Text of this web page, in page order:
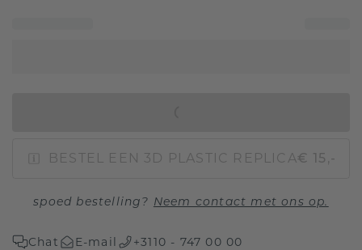
BESTEL EEN 3D PLASTIC REPLICA€ 15,-
spoed bestelling? Neem contact met ons op.
Chat E-mail +3110 - 747 00 00